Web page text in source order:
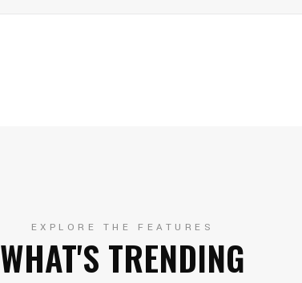
EXPLORE THE FEATURES
WHAT'S TRENDING